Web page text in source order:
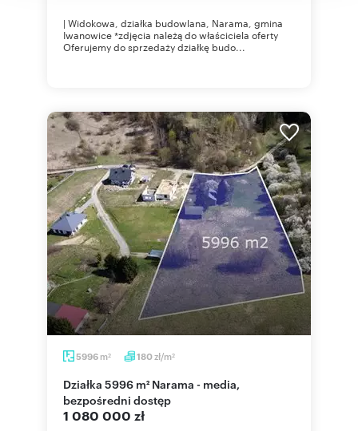
| Widokowa, działka budowlana, Narama, gmina
Iwanowice *zdjęcia należą do właściciela oferty
Oferujemy do sprzedaży działkę budo...
5996 m2 180zł/m2
Działka 5996 m² Narama - media,
bezpośredni dostęp
1 080 000 zł